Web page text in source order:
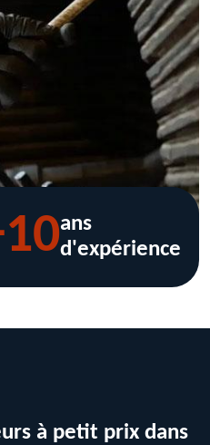
ans
d'expérience
à petit prix dans